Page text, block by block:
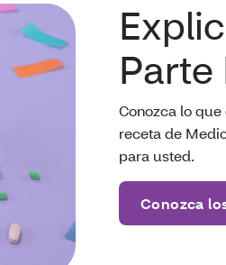
Parte
Conozca lo
receta de
para usted.
Conozca